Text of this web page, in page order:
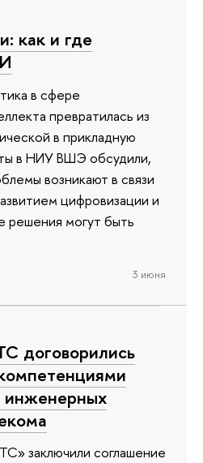
как и где
в сфере
превратилась из
в прикладную
в НИУ ВШЭ обсудили,
возникают в связи
цифровизации и
решения могут быть
3 июня
инженерных
заключили соглашение